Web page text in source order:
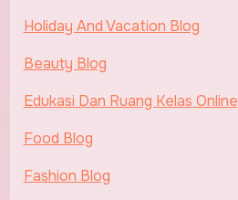
Holiday And Vacation Blog
Beauty Blog
Edukasi Dan Ruang Kelas Online
Food Blog
Fashion Blog